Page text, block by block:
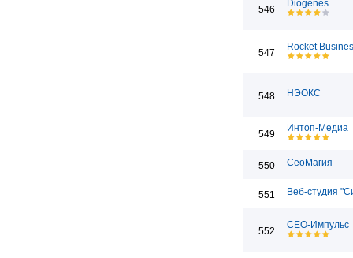
546
Diogenes
547
Rocket
548 НЭОКС
549
Интоп-Медиа
550 СеоМагия
551 Веб-студия
552
СЕО-Импульс